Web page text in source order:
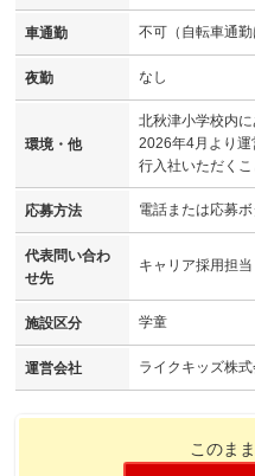
車通勤 不可（自転車通勤
夜勤 なし
環境・他
北秋津小学校内に
2026年4月より
行入社いただくこ
応募方法 電話または応募
代表問い合わ
せ先
キャリア採用担
施設区分 学童
運営会社 ライクキッズ株式
このま